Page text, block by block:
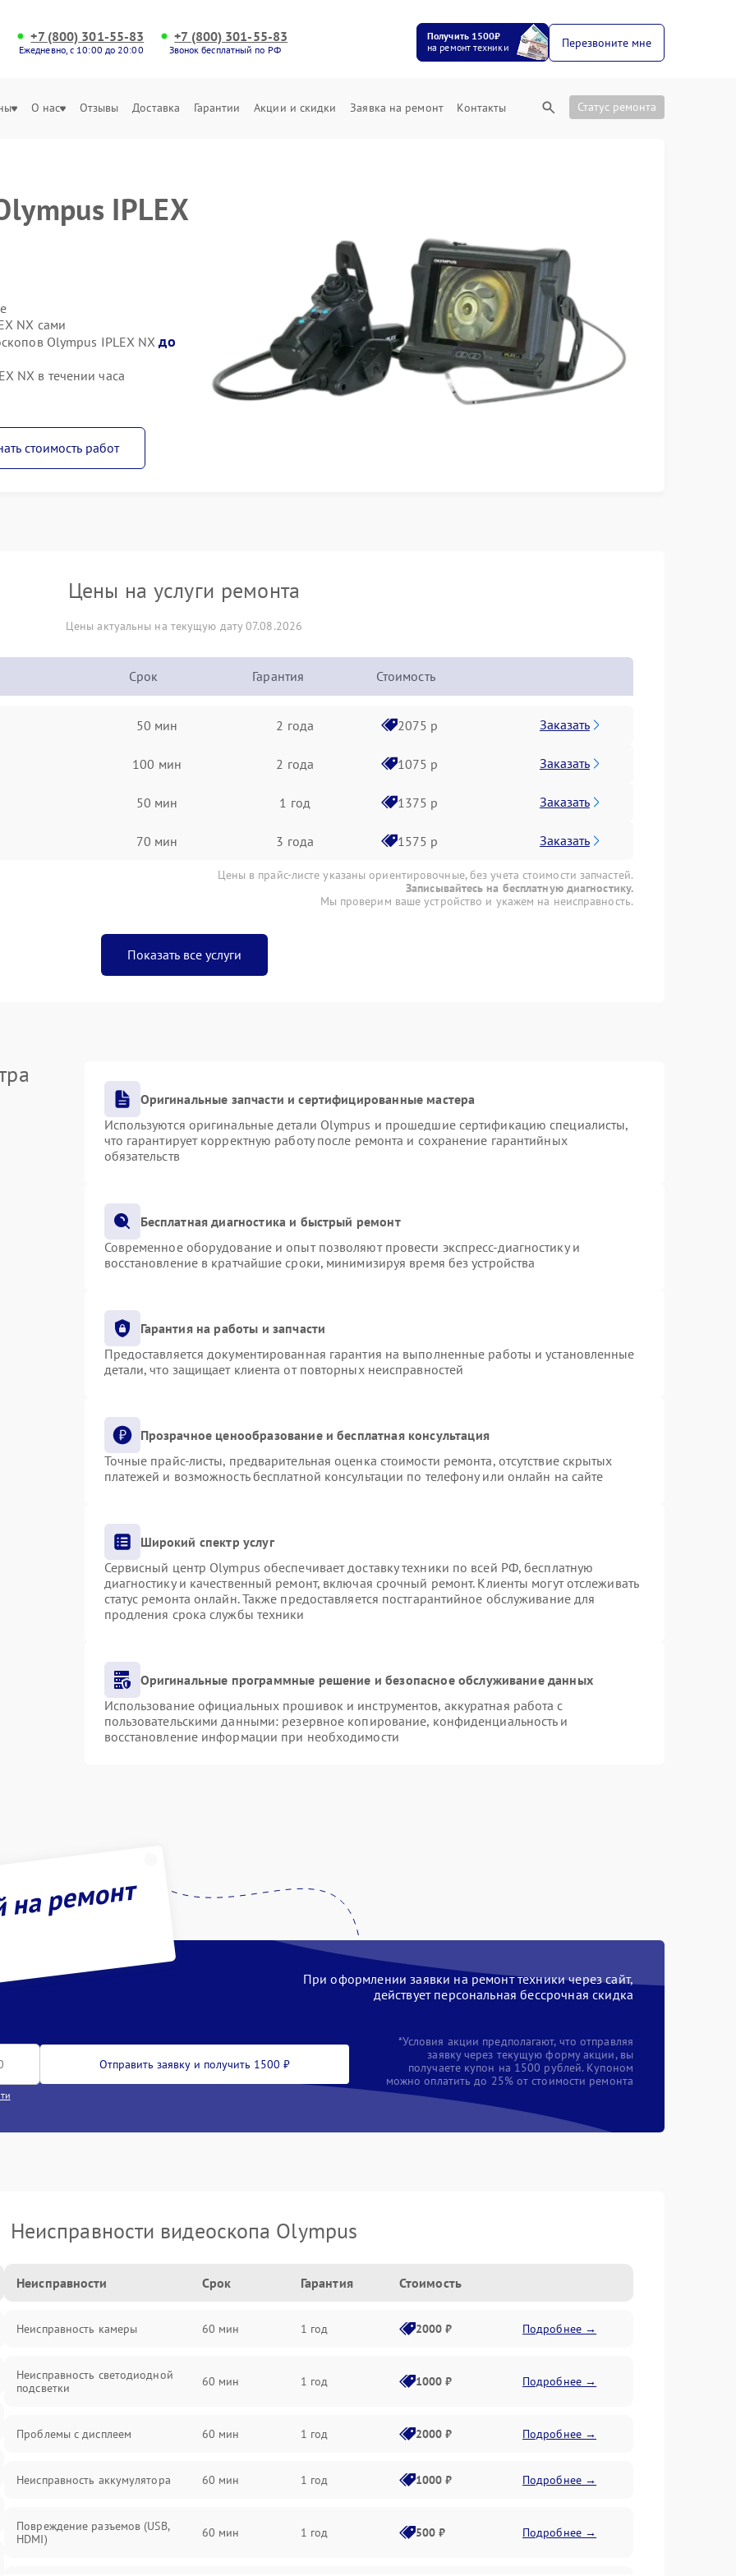
+7 (800) 301-55-83
Ежедневно, с 10:00 до 20:00
+7 (800) 301-55-83
Звонок бесплатный по РФ
Получить 1500₽
на ремонт техники
Перезвоните мне
О нас Отзывы Доставка Гарантии Акции и скидки Заявка на ремонт Контакты Статус ремонта
IPLEX
NX сами
Olympus IPLEX NXдо
NX в течении часа
стоимость работ
Цены на услуги ремонта
Цены актуальны на текущую дату 07.08.2026
Срок Гарантия Стоимость
50 мин 2 года 2075 р Заказать
100 мин 2 года 1075 р Заказать
50 мин 1 год 1375 р Заказать
70 мин 3 года 1575 р Заказать
Цены в прайс-листе указаны ориентировочные, без учета стоимости запчастей.
Записывайтесь на бесплатную диагностику.
Мы проверим ваше устройство и укажем на неисправность.
Показать все услуги
Оригинальные запчасти и сертифицированные мастера
Используются оригинальные детали Olympus и прошедшие сертификацию специалисты,
что гарантирует корректную работу после ремонта и сохранение гарантийных
обязательств
Бесплатная диагностика и быстрый ремонт
Современное оборудование и опыт позволяют провести экспресс-диагностику и
восстановление в кратчайшие сроки, минимизируя время без устройства
Гарантия на работы и запчасти
Предоставляется документированная гарантия на выполненные работы и установленные
детали, что защищает клиента от повторных неисправностей
Прозрачное ценообразование и бесплатная консультация
Точные прайс-листы, предварительная оценка стоимости ремонта, отсутствие скрытых
платежей и возможность бесплатной консультации по телефону или онлайн на сайте
Широкий спектр услуг
Сервисный центр Olympus обеспечивает доставку техники по всей РФ, бесплатную
диагностику и качественный ремонт, включая срочный ремонт. Клиенты могут отслеживать
статус ремонта онлайн. Также предоставляется постгарантийное обслуживание для
продления срока службы техники
Оригинальные программные решение и безопасное обслуживание данных
Использование официальных прошивок и инструментов, аккуратная работа с
пользовательскими данными: резервное копирование, конфиденциальность и
восстановление информации при необходимости
ремонт
При оформлении заявки на ремонт техники через сайт,
действует персональная бессрочная скидка
Отправить заявку и получить 1500 ₽
*Условия акции предполагают, что отправляя
заявку через текущую форму акции, вы
получаете купон на 1500 рублей. Купоном
можно оплатить до 25% от стоимости ремонта
Неисправности видеоскопа Olympus
Неисправности Срок Гарантия Стоимость
Неисправность камеры 60 мин 1 год 2000 ₽ Подробнее →
Неисправность светодиодной
подсветки
60 мин 1 год 1000 ₽ Подробнее →
Проблемы с дисплеем 60 мин 1 год 2000 ₽ Подробнее →
Неисправность аккумулятора 60 мин 1 год 1000 ₽ Подробнее →
Повреждение разъемов (USB,
HDMI)
60 мин 1 год 500 ₽ Подробнее →